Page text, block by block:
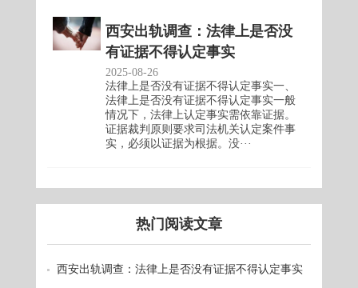
西安出轨调查：法律上是否没
有证据不得认定事实
2025-08-26
法律上是否没有证据不得认定事实一、
法律上是否没有证据不得认定事实一般
情况下，法律上认定事实需依靠证据。
证据裁判原则要求司法机关认定案件事
实，必须以证据为根据。没···
热门阅读文章
西安出轨调查：法律上是否没有证据不得认定事实